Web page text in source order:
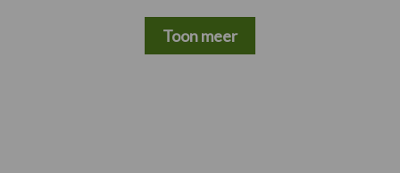
Toon meer